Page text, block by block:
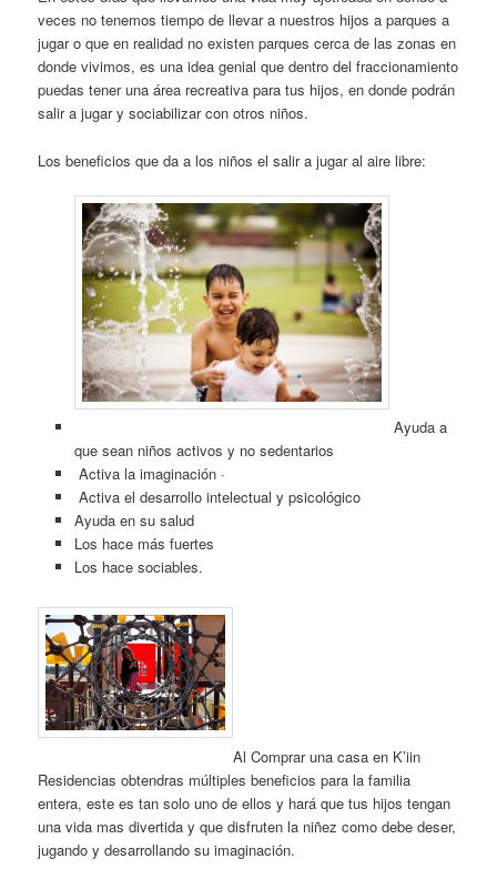
veces no tenemos tiempo de llevar a nuestros hijos a parques a
jugar o que en realidad no existen parques cerca de las zonas en
donde vivimos, es una idea genial que dentro del fraccionamiento
puedas tener una área recreativa para tus hijos, en donde podrán
salir a jugar y sociabilizar con otros niños.
Los beneficios que da a los niños el salir a jugar al aire libre:
Ayuda a
que sean niños activos y no sedentarios
Activa la imaginación ·
Activa el desarrollo intelectual y psicológico
Ayuda en su salud
Los hace más fuertes
Los hace sociables.
Al Comprar una casa en K’iin
Residencias obtendras múltiples beneficios para la familia
entera, este es tan solo uno de ellos y hará que tus hijos tengan
una vida mas divertida y que disfruten la niñez como debe deser,
jugando y desarrollando su imaginación.